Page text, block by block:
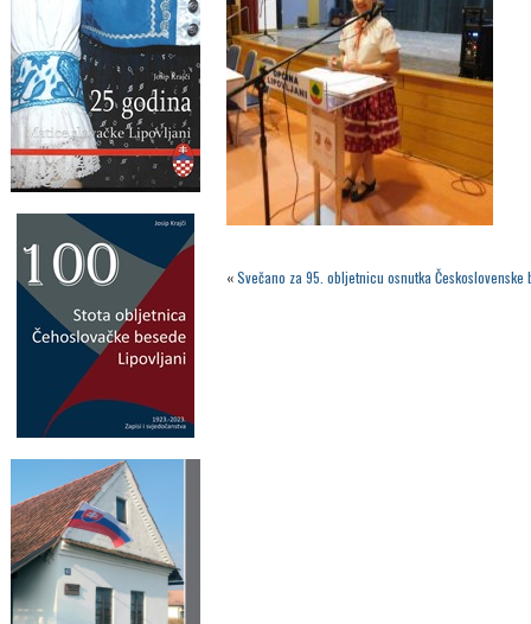
«Svečano za 95. obljetnicu osnutka